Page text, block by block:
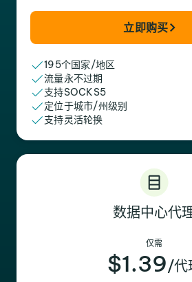
立即购买
195个国家/地区
流量永不过期
支持SOCKS5
定位于城市/州级别
支持灵活轮换
数据中心代
仅需
$1.39/代